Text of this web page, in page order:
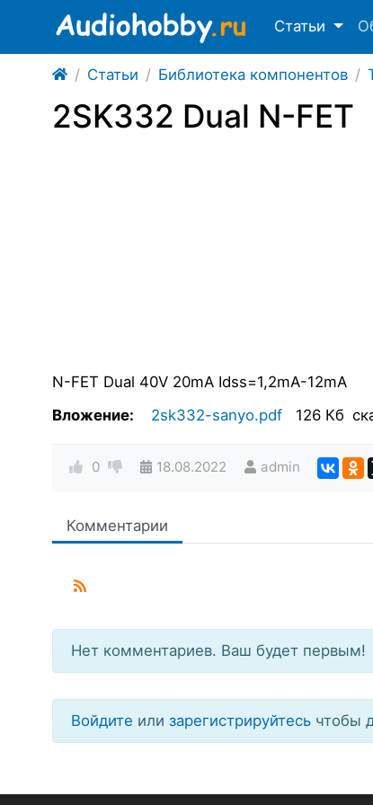
Статьи
Статьи Библиотека компонентов
2SK332 Dual N-FET
N-FET Dual 40V 20mA Idss=1,2mA-12mA
Вложение:
2sk332-sanyo.pdf 126 Кб
0 18.08.2022 admin
Комментарии
Нет комментариев. Ваш будет первым!
Войдите или зарегистрируйтесь чтобы